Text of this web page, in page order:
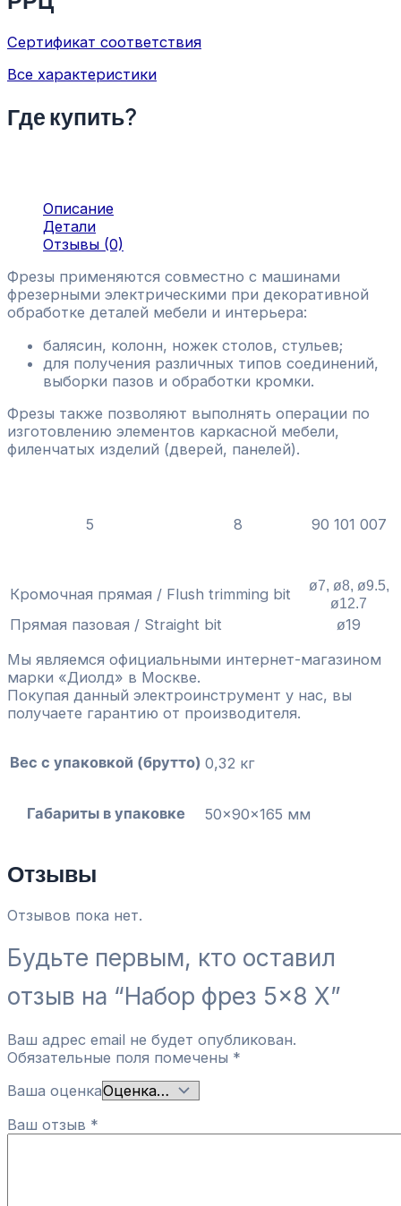
Сертификат соответствия
Все характеристики
Где купить?
Описание
Детали
Отзывы (0)
Фрезы применяются совместно с машинами
фрезерными электрическими при декоративной
обработке деталей мебели и интерьера:
балясин, колонн, ножек столов, стульев;
для получения различных типов соединений,
выборки пазов и обработки кромки.
Фрезы также позволяют выполнять операции по
изготовлению элементов каркасной мебели,
филенчатых изделий (дверей, панелей).
5
8
90 101 007
Кромочная прямая / Flush trimming bit
ø7, ø8, ø9.5,
ø12.7
Прямая пазовая / Straight bit ø19
Мы являемся официальными интернет-магазином
марки «Диолд» в Москве.
Покупая данный электроинструмент у нас, вы
получаете гарантию от производителя.
Вес с упаковкой (брутто) 0,32 кг
Габариты в упаковке 50x90x165 мм
Отзывы
Отзывов пока нет.
Будьте первым, кто оставил
отзыв на “Набор фрез 5×8 Х”
Ваш адрес email не будет опубликован.
Обязательные поля помечены *
Ваша оценка
Ваш отзыв *